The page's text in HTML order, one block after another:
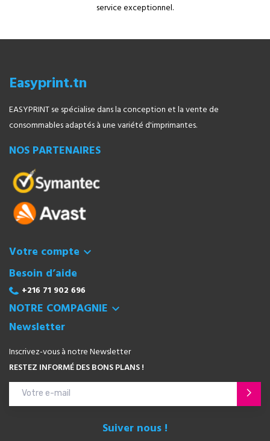
service exceptionnel.
Easyprint.tn
EASYPRINT se spécialise dans la conception et la vente de
consommables adaptés à une variété d'imprimantes.
NOS PARTENAIRES
Votre compte 
Besoin d’aide
+216 71 902 696
NOTRE COMPAGNIE 
Newsletter
Inscrivez-vous à notre Newsletter
RESTEZ INFORMÉ DES BONS PLANS !
Suiver nous !